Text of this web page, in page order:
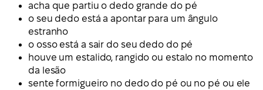
acha que partiu o dedo grande do pé
o seu dedo está a apontar para um ângulo
estranho
o osso está a sair do seu dedo do pé
houve um estalido, rangido ou estalo no momento
da lesão
sente formigueiro no dedo do pé ou no pé ou ele